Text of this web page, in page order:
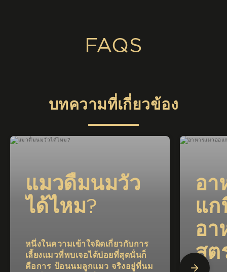
FAQS
บทความที่เกี่ยวข้อง
แมวดื่มนมวัว
ได้ไหม?
หนึ่งในความเข้าใจผิดเกี่ยวกับการ
เลี้ยงแมวที่พบเจอได้บ่อยที่สุดนั่นก็
คือการ ป้อนนมลูกแมว จริงอยู่ที่นม
อา
แ
อา
สูต